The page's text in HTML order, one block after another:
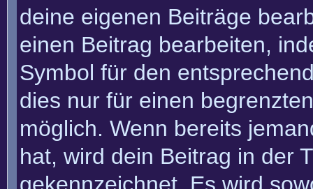
deine eigenen Beiträge
einen Beitrag bearbeiten,
Symbol für den
dies nur für einen
möglich. Wenn bereits
hat, wird dein Beitrag in der